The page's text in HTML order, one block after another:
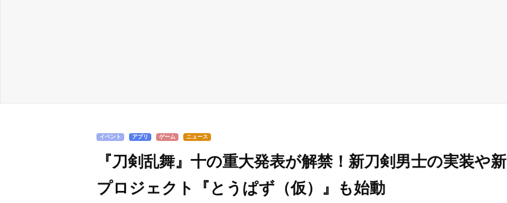
イベント アプリ ゲーム ニュース
『刀剣乱舞』十の重大発表が解禁！新刀剣男士の実装や新
プロジェクト『とうぱず（仮）』も始動